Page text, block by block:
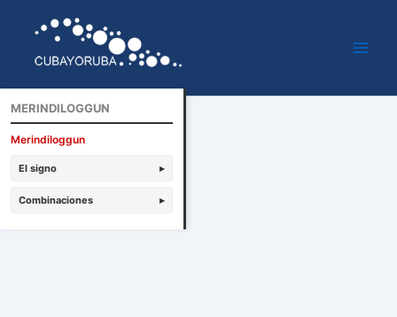
contenido
MERINDILOGGUN
Merindiloggun
El signo ▸
Combinaciones ▸